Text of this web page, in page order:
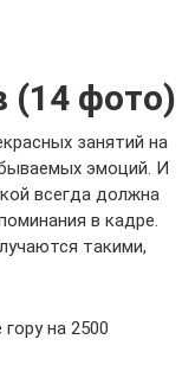
(14 фото)
занятий на
эмоций. И
всегда должна
в кадре.
такими,
на 2500